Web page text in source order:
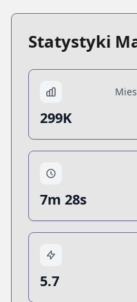
Statystyki
299K
7m 28s
5.7